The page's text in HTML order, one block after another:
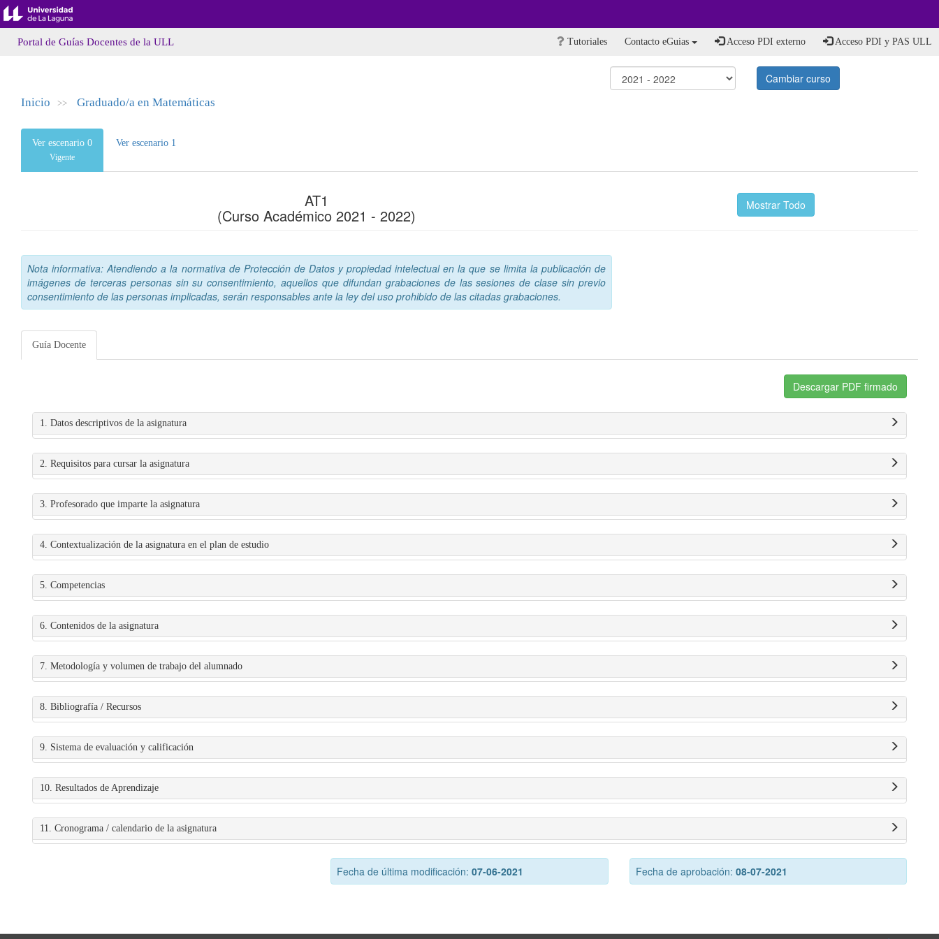
Portal de Guías Docentes de la ULL Tutoriales Contacto eGuias Acceso PDI externo Acceso PDI y PAS ULL
Cambiar curso
Inicio >> Graduado/a en Matemáticas
Ver escenario 0
Vigente
Ver escenario 1
AT1
(Curso Académico 2021 - 2022)
Mostrar Todo
Nota informativa: Atendiendo a la normativa de Protección de Datos y propiedad intelectual en la que se limita la publicación de
imágenes de terceras personas sin su consentimiento, aquellos que difundan grabaciones de las sesiones de clase sin previo
consentimiento de las personas implicadas, serán responsables ante la ley del uso prohibido de las citadas grabaciones.
Guía Docente
Descargar PDF firmado
1. Datos descriptivos de la asignatura
2. Requisitos para cursar la asignatura
3. Profesorado que imparte la asignatura
4. Contextualización de la asignatura en el plan de estudio
5. Competencias
6. Contenidos de la asignatura
7. Metodología y volumen de trabajo del alumnado
8. Bibliografía / Recursos
9. Sistema de evaluación y calificación
10. Resultados de Aprendizaje
11. Cronograma / calendario de la asignatura
Fecha de última modificación:07-06-2021 Fecha de aprobación: 08-07-2021